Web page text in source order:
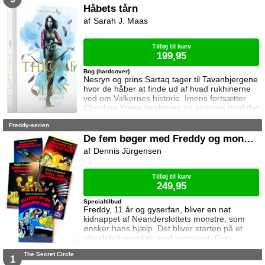
mod Erawans rædsler?
Håbets tårn
Nesryn og prins Sartaq tager til Tavanbjergene
hvor de håber at finde ud af hvad rukhinerne
ved om Valkernes historie. Imens fortsætter
Chaol og Yrene healingen og kampen mod det
mystiske mørke som lurer inden i ham. Men
deres venner derhjemme.
Bog (hardcover)
Sarah J. Maas
Tilføj til kurv
199,95
Freddy-serien
De fem bøger med Freddy og monstrene
Freddy, 11 år og gyserfan, bliver en nat
kidnappet af Neanderslottets monstre, som
ønsker hans hjælp. Det bliver starten på et
ubrydeligt venskab med vampyren Grev
Dracula, varulven Eddie, den hovedløse ridder
Specialtilbud
Dennis Jürgensen
Tilføj til kurv
249,95
1 The Secret Circle